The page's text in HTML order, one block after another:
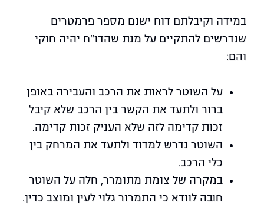
במידה וקיבלתם דוח ישנם מספר פרמטרים
שנדרשים להתקיים על מנת שהדו"ח יהיה חוקי
והם:
על השוטר לראות את הרכב והעבירה באופן
ברור ולתעד את הקשר בין הרכב שלא קיבל
זכות קדימה לזה שלא העניק זכות קדימה.
השוטר נדרש למדוד ולתעד את המרחק בין
כלי הרכב.
במקרה של צומת מתומרר, חלה על השוטר
חובה לוודא כי התמרור גלוי לעין ומוצב כדין.